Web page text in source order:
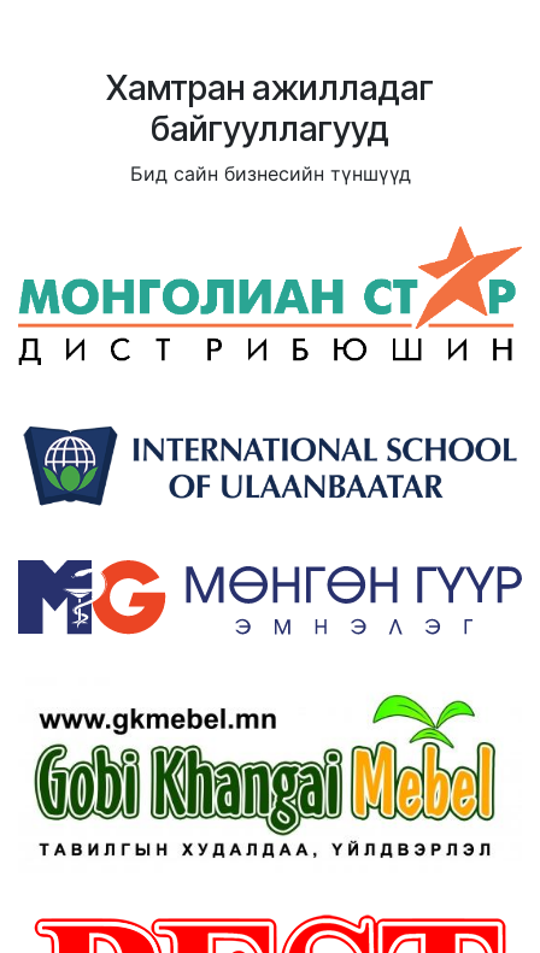
Хамтран ажилладаг
байгууллагууд
Бид сайн бизнесийн түншүүд